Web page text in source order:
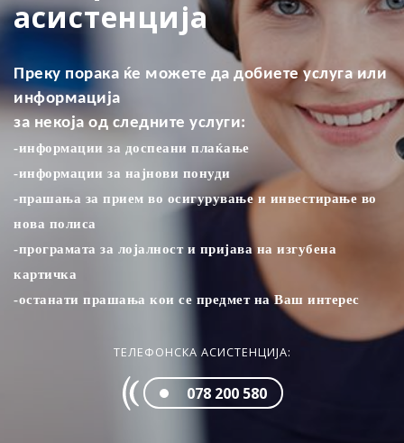
асистенција
Преку порака ќе можете да добиете услуга или
информација
за некоја од следните услуги:
-информации за доспеани плаќањe
-информации за најнови понуди
-прашања за прием во осигурување и инвестирање во
нова полиса
-програмата за лојалност и пријава на изгубена
картичка
-останати прашања кои се предмет на Ваш интерес
ТЕЛЕФОНСКА АСИСТЕНЦИЈА:
078 200 580